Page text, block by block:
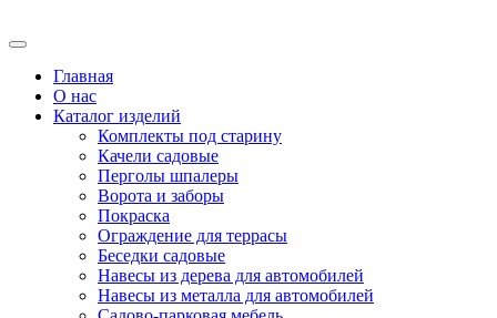
Главная
О нас
Каталог изделий
Комплекты под старину
Качели садовые
Перголы шпалеры
Ворота и заборы
Покраска
Ограждение для террасы
Беседки садовые
Навесы из дерева для автомобилей
Навесы из металла для автомобилей